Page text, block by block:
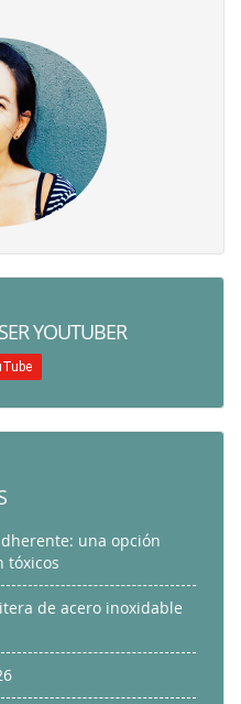
YOUTUBER
una opción
tóxicos
de acero inoxidable